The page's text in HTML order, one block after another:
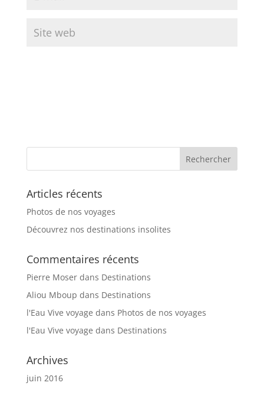
Articles récents
Photos de nos voyages
Découvrez nos destinations insolites
Commentaires récents
Pierre Moserdans Destinations
Aliou Mboup dans Destinations
l'Eau Vive voyage dans Photos de nos voyages
l'Eau Vive voyage dans Destinations
Archives
juin 2016